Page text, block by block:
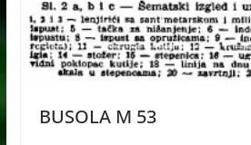
BUSOLA M 53